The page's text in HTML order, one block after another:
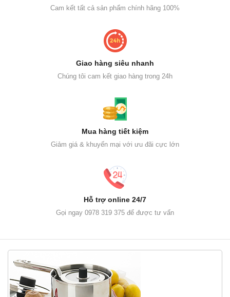
Cam kết tất cả sản phẩm chính hãng 100%
Giao hàng siêu nhanh
Chúng tôi cam kết giao hàng trong 24h
Mua hàng tiết kiệm
Giảm giá & khuyến mại với ưu đãi cực lớn
Hỗ trợ online 24/7
Gọi ngay 0978 319 375 để được tư vấn